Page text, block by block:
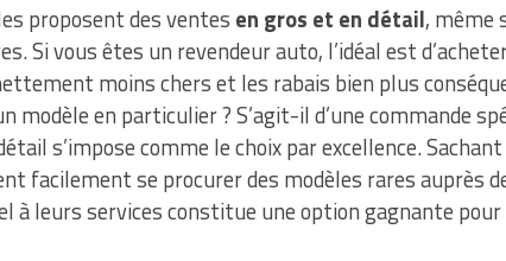
proposent des ventes en gros et en détail, même
Si vous êtes un revendeur auto, l’idéal est
moins chers et les rabais bien plus
modèle en particulier ? S’agit-il d’une commande
s’impose comme le choix par excellence.
facilement se procurer des modèles rares auprès
à leurs services constitue une option gagnante pour